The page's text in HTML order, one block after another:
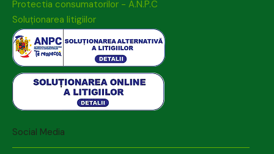
Protectia consumatorilor - A.N.P.C
Soluționarea litigiilor
Social Media